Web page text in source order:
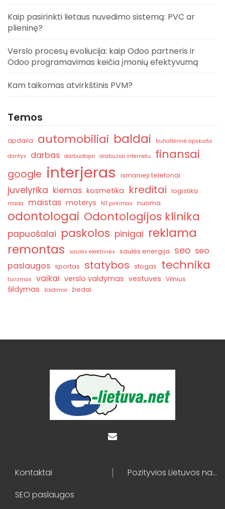
Kaip pasirinkti lietaus nuvedimo sistemą: PVC ar
plieninę?
Verslo procesų evoliucija: kaip Odoo partneris ir
Odoo programavimas keičia įmonių efektyvumą
Kam taikomas atvirkštinis PVM?
Temos
apdaila automobiliai baldai
buhalterinė apskaita
dantys
darbas darbuotojai drabuziai internetu finansai
google interjeras ismanieji telefonai
juvelyrika kiemas kosmetika kreditai logistika
mada maistas moterys NT pirkimas nuoma
odontologai Odontologijos klinika
papuošalai paskolos pinigai reklama
remontas
saulės elektrinės saulės energija seo seo
paslaugos sportas statybos stogas technika
turizmas vaikai verslo valdymas vestuves Vilnius
šildymas žaidimai žiedai
Kontaktai
Pozityvios Lietuvos naujienos
SEO paslaugos